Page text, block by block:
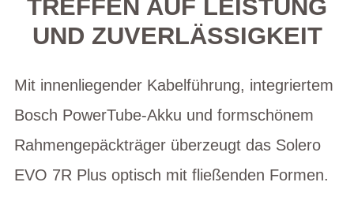
REFFEN AUF LEISTUNG U
ND ZUVERLÄSSIGKEIT
Mit innenliegender Kabelführung, integriertem
Bosch PowerTube-Akku und formschönem
Rahmengepäckträger überzeugt das Solero
EVO 7R Plus optisch mit fließenden Formen.